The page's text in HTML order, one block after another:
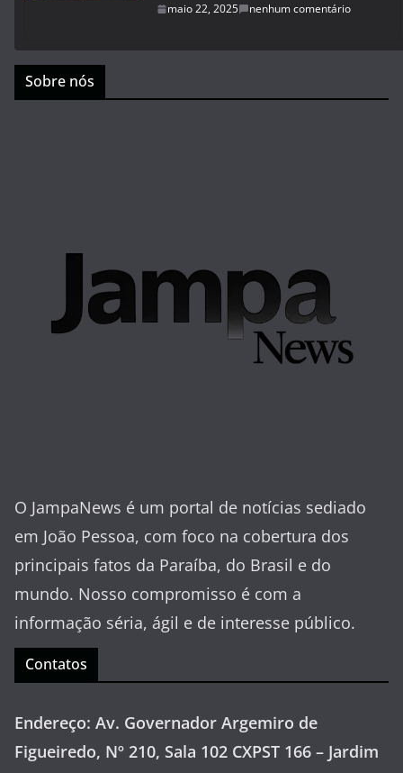
maio 22, 2025 nenhum comentário
Sobre nós
O JampaNews é um portal de notícias sediado
em João Pessoa, com foco na cobertura dos
principais fatos da Paraíba, do Brasil e do
mundo. Nosso compromisso é com a
informação séria, ágil e de interesse público.
Contatos
Endereço: Av. Governador Argemiro de
Figueiredo, Nº 210, Sala 102 CXPST 166 – Jardim